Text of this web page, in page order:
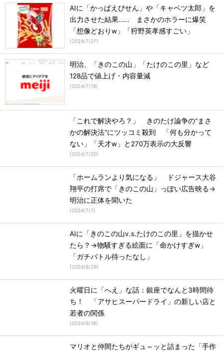
AIに「かっぱえびせん」や「キャベツ太郎」を
出力させた結果…… まさかのホラーに爆笑
「想像どおりw」「狩野英孝感すごい」
(2024/7/27)
明治、「きのこの山」「たけのこの里」など
128品で値上げ・内容量減
(2024/7/18)
「これで解決やろ？」 きのたけ論争の“まさ
かの解決法”にツッコミ殺到 「何も分かって
ない」「天才w」と270万表示の大反響
(2024/7/20)
「ホームランより気になる」 ドジャース大谷
翔平の打席で「きのこの山」っぽい広告映る→
明治に正体を聞いた
(2024/7/7)
AIに「きのこの山v.s.たけのこの里」を描かせ
たら？→物騒すぎる絵面に「命かけすぎw」
「ガチバトル待ったなし」
(2024/6/29)
火曜日に「へえ」な話：銀座でなんと3時間待
ち！ 「アサヒスーパードライ」の新しい店と
若者の関係
(2024/6/18)
マリオと仲間たちがギュ～ッと詰まった「手作